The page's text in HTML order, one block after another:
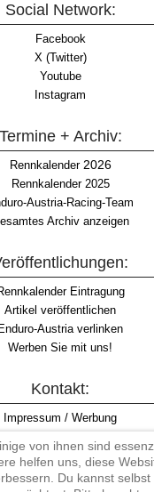
Social Network:
Facebook
X (Twitter)
Youtube
Instagram
Termine + Archiv:
Rennkalender2026
Rennkalender 2025
Austria-Racing-Team
Archiv anzeigen
Eintragung
Artikel veröffentlichen
Enduro-Austria verlinken
Werben Sie mit uns!
Kontakt:
Impressum / Werbung
Informationspflicht WKO
AGB
von ihnen sind
helfen uns, diese
Du kannst